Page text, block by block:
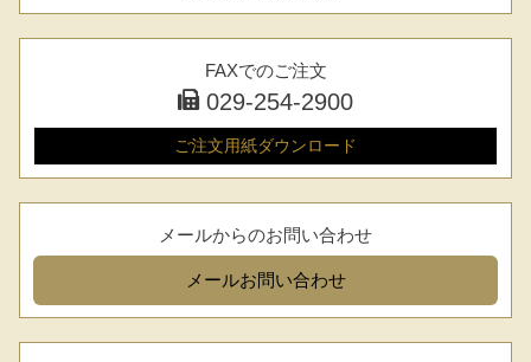
FAXでのご注文
029-254-2900
ご注文用紙ダウンロード
メールからのお問い合わせ
メールお問い合わせ